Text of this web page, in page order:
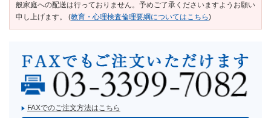
般家庭への配送は行っておりません。予めご了承くださいますようお願い
申し上げます。 (教育・心理検査倫理要綱についてはこちら)
FAXでのご注文方法はこちら